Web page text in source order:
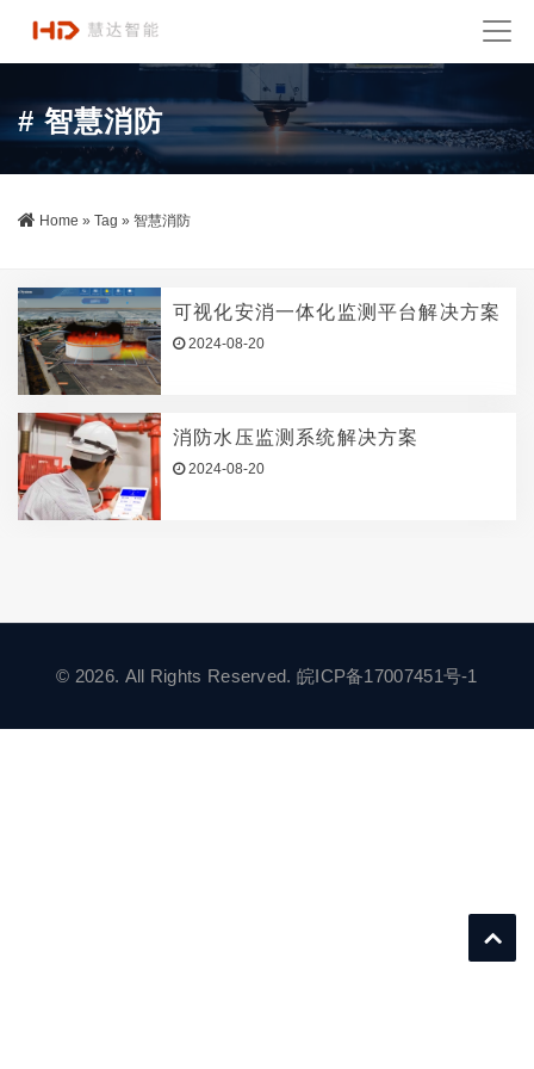
# 智慧消防
Home » Tag » 智慧消防
可视化安消一体化监测平台解决方案
2024-08-20
消防水压监测系统解决方案
2024-08-20
© 2026. All Rights Reserved. 皖ICP备17007451号-1